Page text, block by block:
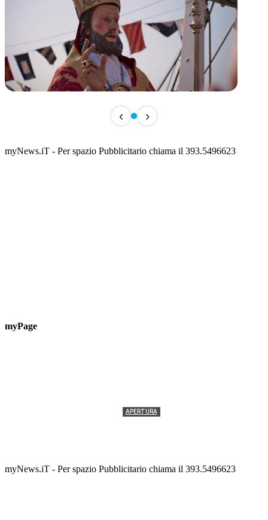
San Basso 2026 - il programma delle feste
‹ ›
myNews.iT - Per spazio Pubblicitario chiama il 393.5496623
myPage
APERTURA
myNews.iT - Per spazio Pubblicitario chiama il 393.5496623